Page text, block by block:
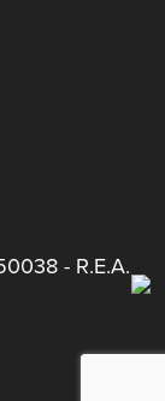
- R.E.A.